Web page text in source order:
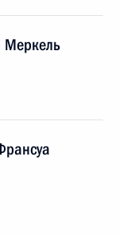
Меркель